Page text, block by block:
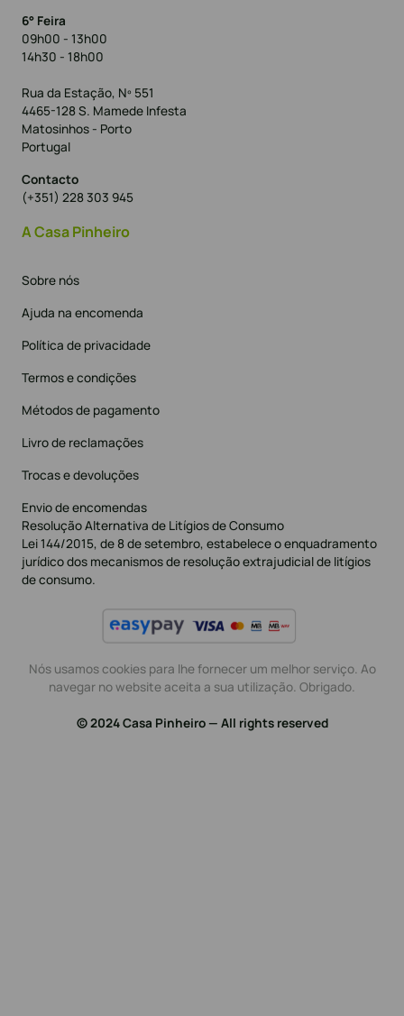
6° Feira
09h00 - 13h00
14h30 - 18h00
Rua da Estação, Nº 551
4465-128 S. Mamede Infesta
Matosinhos - Porto
Portugal
Contacto
(+351) 228 303 945
A Casa Pinheiro
Sobre nós
Ajuda na encomenda
Política de privacidade
Termos e condições
Métodos de pagamento
Livro de reclamações
Trocas e devoluções
Envio de encomendas
Resolução Alternativa de Litígios de Consumo
Lei 144/2015, de 8 de setembro, estabelece o enquadramento
jurídico dos mecanismos de resolução extrajudicial de litígios
de consumo.
Nós usamos cookies para lhe fornecer um melhor serviço. Ao
navegar no website aceita a sua utilização. Obrigado.
© 2024 Casa Pinheiro — All rights reserved